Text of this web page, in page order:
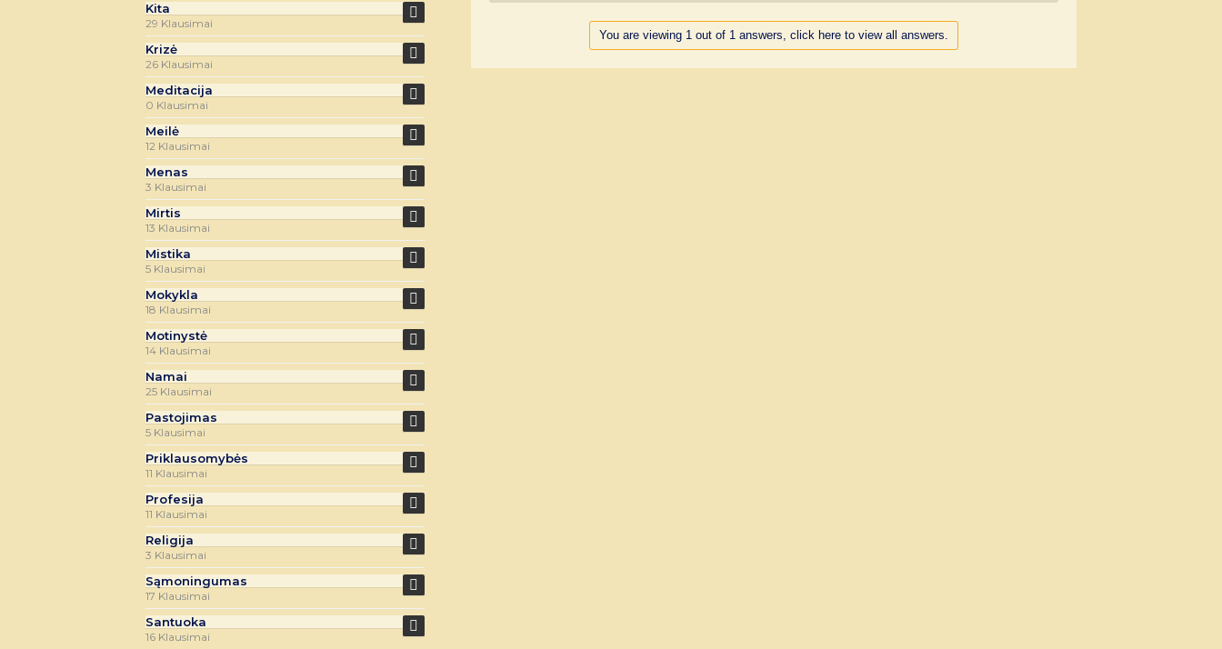
You are viewing 1 out of 1 answers, click here to view all answers.
Kita
29 Klausimai
Krizė
26 Klausimai
Meditacija
0 Klausimai
Meilė
12 Klausimai
Menas
3 Klausimai
Mirtis
13 Klausimai
Mistika
5 Klausimai
Mokykla
18 Klausimai
Motinystė
14 Klausimai
Namai
25 Klausimai
Pastojimas
5 Klausimai
Priklausomybės
11 Klausimai
Profesija
11 Klausimai
Religija
3 Klausimai
Sąmoningumas
17 Klausimai
Santuoka
16 Klausimai